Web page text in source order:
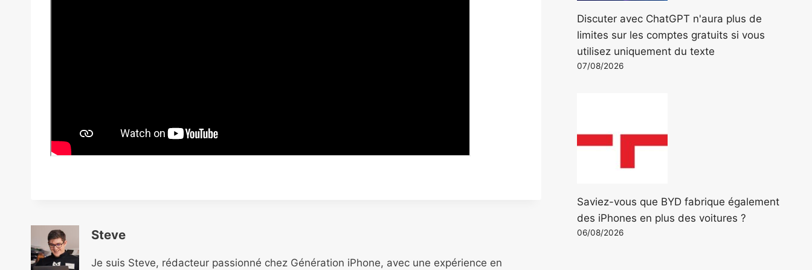
Steve
Je suis Steve, rédacteur passionné chez Génération iPhone, avec une expérience en
Discuter avec ChatGPT n'aura plus de
limites sur les comptes gratuits si vous
utilisez uniquement du texte
07/08/2026
Saviez-vous que BYD fabrique également
des iPhones en plus des voitures ?
06/08/2026